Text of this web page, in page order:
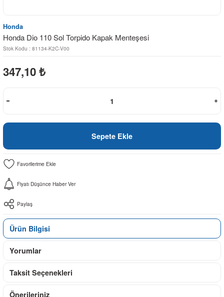
Honda
Honda Dio 110 Sol Torpido Kapak Menteşesi
Stok Kodu : 81134-K2C-V00
347,10 ₺
Sepete Ekle
Fiyatı Düşünce Haber Ver
Paylaş
Ürün Bilgisi
Yorumlar
Taksit Seçenekleri
Önerileriniz